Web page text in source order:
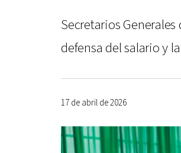
Secretarios
defensa del salario y
17 de abril de 2026